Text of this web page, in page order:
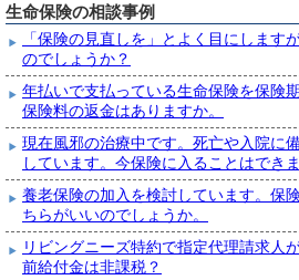
生命保険の相談事例
「保険の見直しを」とよく目にします
のでしょうか？
年払いで支払っている生命保険を保険
保険料の返金はありますか。
現在風邪の治療中です。死亡や入院に
しています。今保険に入ることはでき
養老保険の加入を検討しています。保
ちらがいいのでしょうか。
リビングニーズ特約で指定代理請求人
前給付金は非課税？